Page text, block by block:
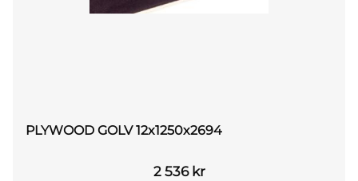
PLYWOOD GOLV 12x1250x2694
2 536kr